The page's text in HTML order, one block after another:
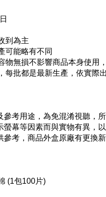
到為主
可能略有不同
物無損不影響商品本身使用
每批都是最新生產，依實際
考用途，為免混淆視聽，
幕等因素而與實物有異，
考，商品外盒原廠有更換
(1包100片)